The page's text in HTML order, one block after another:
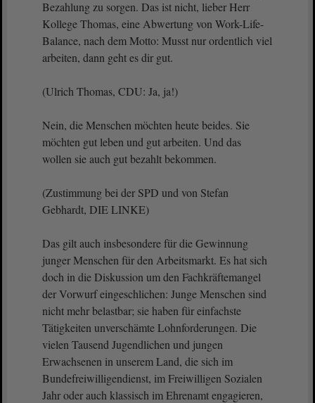
Bezahlung zu sorgen. Das ist nicht, lieber Herr
Kollege Thomas, eine Abwertung von Work-Life-
Balance, nach dem Motto: Musst nur ordentlich viel
arbeiten, dann geht es dir gut.
(Ulrich Thomas, CDU: Ja, ja!)
Nein, die Menschen möchten heute beides. Sie
möchten gut leben und gut arbeiten. Und das
wollen sie auch gut bezahlt bekommen.
(Zustimmung bei der SPD und von Stefan
Gebhardt, DIE LINKE)
Das gilt auch insbesondere für die Gewinnung
junger Menschen für den Arbeitsmarkt. Es hat sich
doch in die Diskussion um den Fachkräftemangel
der Vorwurf eingeschlichen: Junge Menschen sind
nicht mehr belastbar; sie haben für einfachste
Tätigkeiten unverschämte Lohnforderungen. Die
vielen Tausend Jugendlichen und jungen
Erwachsenen in unserem Land, die sich im
Bundefreiwilligendienst, im Freiwilligen Sozialen
Jahr oder auch klassisch im Ehrenamt engagieren,